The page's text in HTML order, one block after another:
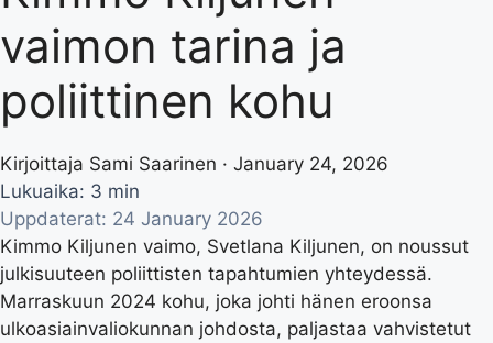
vaimon tarina ja
poliittinen kohu
Kirjoittaja Sami Saarinen · January 24, 2026
Lukuaika: 3 min
Uppdaterat: 24 January 2026
Kimmo Kiljunen vaimo, Svetlana Kiljunen, on noussut
julkisuuteen poliittisten tapahtumien yhteydessä.
Marraskuun 2024 kohu, joka johti hänen eroonsa
ulkoasiainvaliokunnan johdosta, paljastaa vahvistetut